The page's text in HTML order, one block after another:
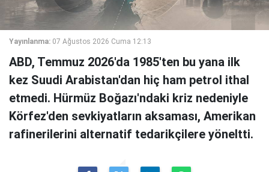
Yayınlanma: 07 Ağustos 2026 Cuma 12:13
ABD, Temmuz 2026'da 1985'ten bu yana ilk
kez Suudi Arabistan'dan hiç ham petrol ithal
etmedi. Hürmüz Boğazı'ndaki kriz nedeniyle
Körfez'den sevkiyatların aksaması, Amerikan
rafinerilerini alternatif tedarikçilere yöneltti.